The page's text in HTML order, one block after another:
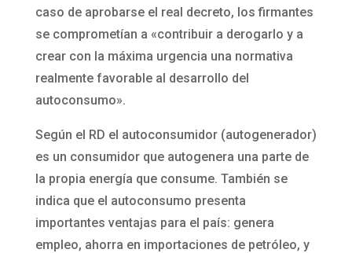
caso de aprobarse el real decreto, los firmantes
se comprometían a «contribuir a derogarlo y a
crear con la máxima urgencia una normativa
realmente favorable al desarrollo del
autoconsumo».
Según el RD el autoconsumidor (autogenerador)
es un consumidor que autogenera una parte de
la propia energía que consume. También se
indica que el autoconsumo presenta
importantes ventajas para el país: genera
empleo, ahorra en importaciones de petróleo, y